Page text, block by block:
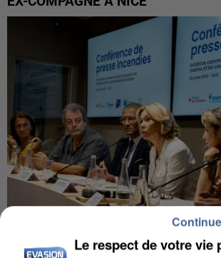
Le respect de votre vie